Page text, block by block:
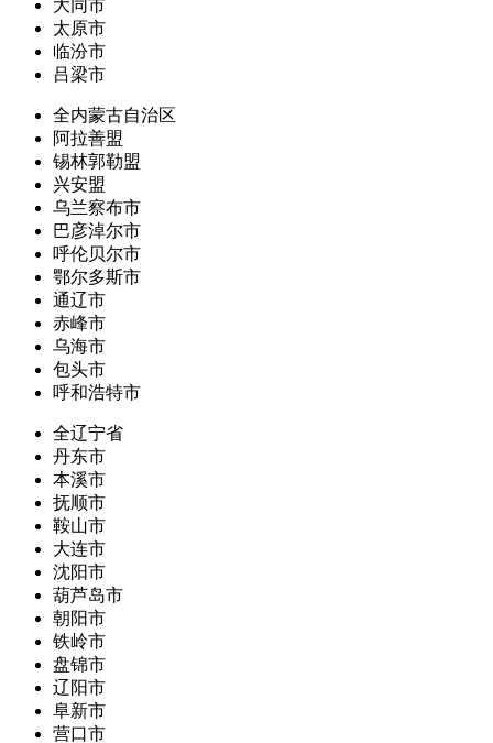
大同市
太原市
临汾市
吕梁市
全内蒙古自治区
阿拉善盟
锡林郭勒盟
兴安盟
乌兰察布市
巴彦淖尔市
呼伦贝尔市
鄂尔多斯市
通辽市
赤峰市
乌海市
包头市
呼和浩特市
全辽宁省
丹东市
本溪市
抚顺市
鞍山市
大连市
沈阳市
葫芦岛市
朝阳市
铁岭市
盘锦市
辽阳市
阜新市
营口市